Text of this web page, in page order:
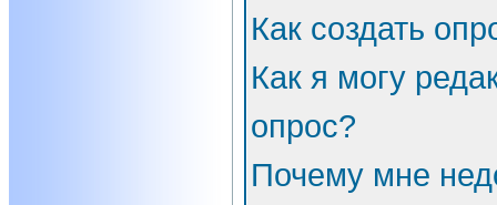
Как создать
Как я могу
опрос?
Почему мне